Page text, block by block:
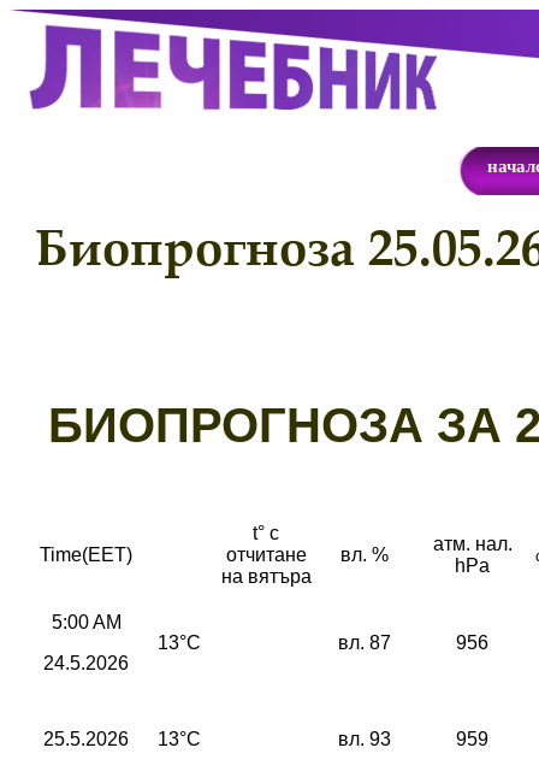
Биопрогноза
БИОПРОГНОЗА ЗА
Time(EET)
t° с
отчитане
на вятъра
вл. %
атм. нал.
hPa
5:00 AM
24.5.2026
13°C вл. 87 956
25.5.2026 13°C вл. 93 959